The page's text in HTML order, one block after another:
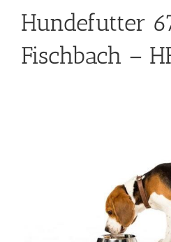
Hundefutter
Fischbach –